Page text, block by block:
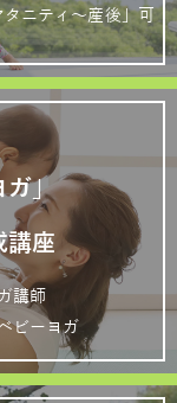
ニティ～産後」可
ガ」
講座
講師
ビーヨガ